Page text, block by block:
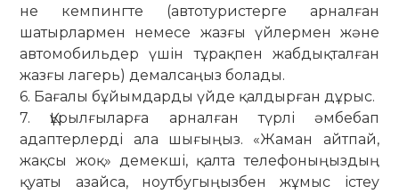
не кемпингте (автотуристерге арналған
шатырлармен немесe жазғы үйлермен және
автомобильдер үшін тұрақпен жабдықталған
жазғы лагерь) демалсаңыз болады.
6. Бағалы бұйымдарды үйде қалдырған дұрыс.
7. Құрылғыларға арналған түрлі әмбебап
адаптерлерді ала шығыңыз. «Жаман айтпай,
жақсы жоқ» демекші, қалта телефоныңыздың
қуаты азайса, ноутбугыңызбен жұмыс істеу